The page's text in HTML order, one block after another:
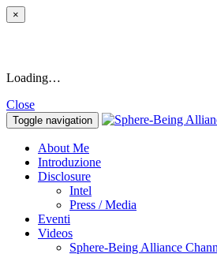
×
Loading…
Close
Toggle navigation
About Me
Introduzione
Disclosure
Intel
Press / Media
Eventi
Videos
Sphere-Being Alliance